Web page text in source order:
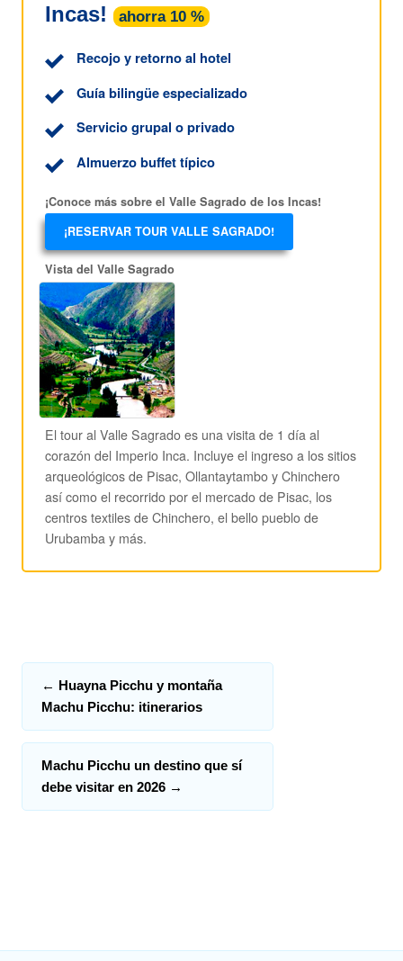
Incas! ahorra 10 %
Recojo y retorno al hotel
Guía bilingüe especializado
Servicio grupal o privado
Almuerzo buffet típico
¡Conoce más sobre el Valle Sagrado de los Incas!
¡RESERVAR TOUR VALLE SAGRADO!
Vista del Valle Sagrado
El tour al Valle Sagrado es una visita de 1 día al
corazón del Imperio Inca. Incluye el ingreso a los sitios
arqueológicos de Pisac, Ollantaytambo y Chinchero
así como el recorrido por el mercado de Pisac, los
centros textiles de Chinchero, el bello pueblo de
Urubamba y más.
← Huayna Picchu y montaña
Machu Picchu: itinerarios
Machu Picchu un destino que sí
debe visitar en 2026 →